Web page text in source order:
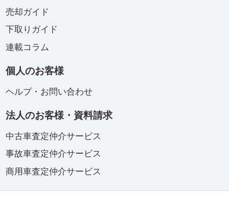
売却ガイド
下取りガイド
連載コラム
個人のお客様
ヘルプ・お問い合わせ
法人のお客様・資料請求
中古車査定仲介サービス
事故車査定仲介サービス
商用車査定仲介サービス